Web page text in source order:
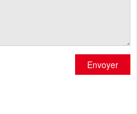
Envoyer